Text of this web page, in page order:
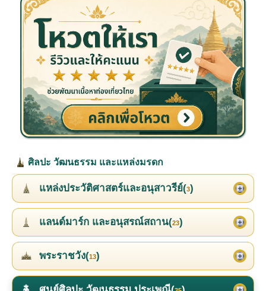
ศิลปะ วัฒนธรรม และแหล่งมรดก
แหล่งประวัติศาสตร์และอนุสาวรีย์(3)
แลนด์มาร์ก และอนุสรณ์สถาน(23)
พระราชวัง(13)